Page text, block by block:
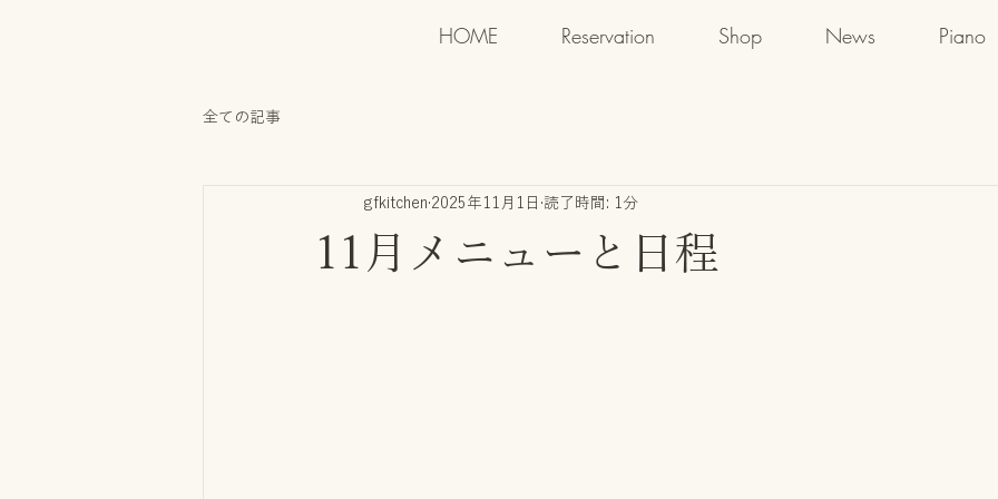
HOME Reservation Shop News Piano
全ての記事
11月メニューと日程
gfkitchen 2025年11月1日 読了時間: 1分